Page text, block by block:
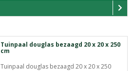
Tuinpaal douglas bezaagd 20 x 20 x 250
cm
Tuinpaal douglas bezaagd 20 x 20 x 250